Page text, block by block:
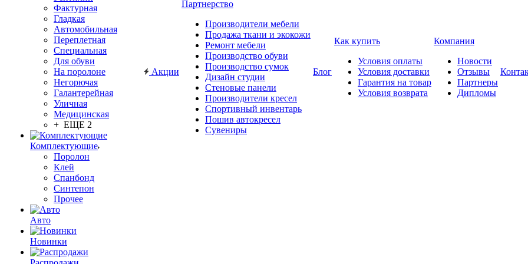
Фактурная
Гладкая
Автомобильная
Переплетная
Специальная
Для обуви
На поролоне
Негорючая
Галантерейная
Уличная
Медицинская
+ ЕЩЕ 2
Комплектующие
Поролон
Клей
Спанбонд
Синтепон
Прочее
Авто
Новинки
Акции
Партнерство
Производители мебели
Продажа ткани и экокожи
Ремонт мебели
Производство обуви
Производство сумок
Дизайн студии
Стеновые панели
Производители кресел
Спортивный инвентарь
Пошив автокресел
Сувениры
Блог
Как купить
Условия оплаты
Условия доставки
Гарантия на товар
Условия возврата
Компания
Новости
Отзывы
Партнеры
Дипломы